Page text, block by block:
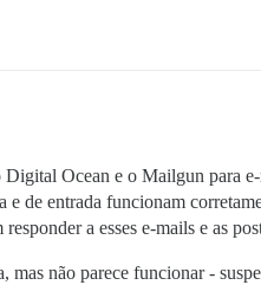
Ocean e o Mailgun para
de entrada funcionam
a esses e-mails e as
não parece funcionar -